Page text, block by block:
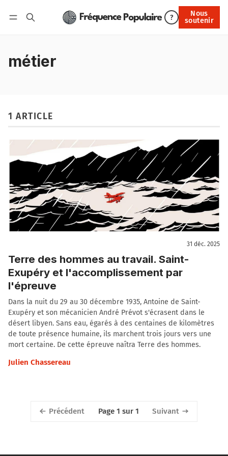
?
Nous
soutenir
Nous soutenir
métier
1 ARTICLE
31 déc. 2025
Terre des hommes au travail. Saint-
Exupéry et l'accomplissement par
l'épreuve
Dans la nuit du 29 au 30 décembre 1935, Antoine de Saint-
Exupéry et son mécanicien André Prévot s'écrasent dans le
désert libyen. Sans eau, égarés à des centaines de kilomètres
de toute présence humaine, ils marchent trois jours vers une
mort certaine. De cette épreuve naîtra Terre des hommes.
Julien Chassereau
Précédent Page 1 sur 1 Suivant